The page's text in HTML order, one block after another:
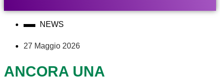
NEWS
27 Maggio 2026
ANCORA UNA